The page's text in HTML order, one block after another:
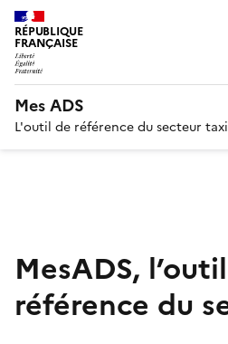
RÉPUBLIQUE
FRANÇAISE
Mes ADS
L'outil de référence du secteur taxi
MesADS,
référence du